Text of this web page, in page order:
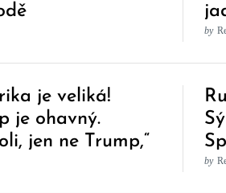
by
je veliká!
je ohavný.
jen ne Trump,“
se v nebeském
by